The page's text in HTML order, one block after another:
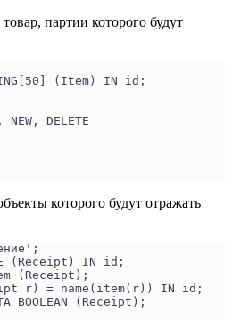
партии которого будут
(Item) IN id;
NEW, DELETE
которого будут отражать
(Receipt) IN id;
(Receipt);
r) = name(item(r)) IN id;
BOOLEAN (Receipt);